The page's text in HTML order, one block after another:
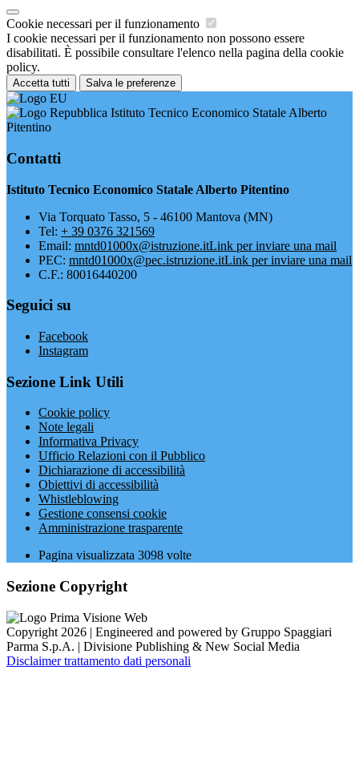
Cookie necessari per il funzionamento
I cookie necessari per il funzionamento non possono essere
disabilitati. È possibile consultare l'elenco nella pagina della cookie
policy.
Accetta tutti Salva le preferenze
Istituto Tecnico Economico Statale Alberto
Pitentino
Contatti
Istituto Tecnico Economico Statale Alberto Pitentino
Via Torquato Tasso, 5 - 46100 Mantova (MN)
Tel: + 39 0376 321569
Email: mntd01000x@istruzione.itLink per inviare una mail
PEC: mntd01000x@pec.istruzione.itLink per inviare una mail
C.F.: 80016440200
Seguici su
Facebook
Instagram
Sezione Link Utili
Cookie policy
Note legali
Informativa Privacy
Ufficio Relazioni con il Pubblico
Dichiarazione di accessibilità
Obiettivi di accessibilità
Whistleblowing
Gestione consensi cookie
Amministrazione trasparente
Pagina visualizzata 3098 volte
Sezione Copyright
Copyright 2026 | Engineered and powered by Gruppo Spaggiari
Parma S.p.A. | Divisione Publishing & New Social Media
Disclaimer trattamento dati personali